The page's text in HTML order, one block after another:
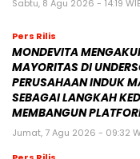
Sabtu, 8 Agu 2026 - 14:19
Pers Rilis
MONDEVITA
MAYORITAS DI
PERUSAHAAN INDUK
SEBAGAI LANGKAH
MEMBANGUN
Jumat, 7 Agu 2026 - 09:32